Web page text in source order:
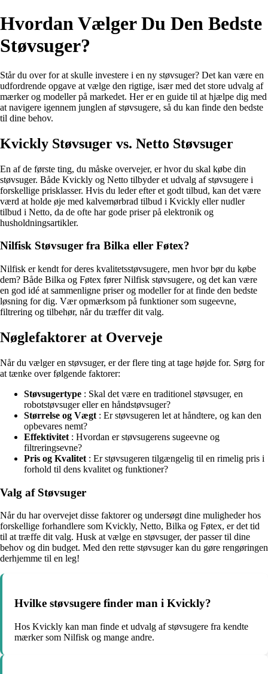
Hvordan Vælger Du Den Bedste
Støvsuger?
Står du over for at skulle investere i en ny støvsuger? Det kan være en
udfordrende opgave at vælge den rigtige, især med det store udvalg af
mærker og modeller på markedet. Her er en guide til at hjælpe dig med
at navigere igennem junglen af støvsugere, så du kan finde den bedste
til dine behov.
Kvickly Støvsuger vs. Netto Støvsuger
En af de første ting, du måske overvejer, er hvor du skal købe din
støvsuger. Både Kvickly og Netto tilbyder et udvalg af støvsugere i
forskellige prisklasser. Hvis du leder efter et godt tilbud, kan det være
værd at holde øje med kalvemørbrad tilbud i Kvickly eller nudler
tilbud i Netto, da de ofte har gode priser på elektronik og
husholdningsartikler.
Nilfisk Støvsuger fra Bilka eller Føtex?
Nilfisk er kendt for deres kvalitetsstøvsugere, men hvor bør du købe
dem? Både Bilka og Føtex fører Nilfisk støvsugere, og det kan være
en god idé at sammenligne priser og modeller for at finde den bedste
løsning for dig. Vær opmærksom på funktioner som sugeevne,
filtrering og tilbehør, når du træffer dit valg.
Nøglefaktorer at Overveje
Når du vælger en støvsuger, er der flere ting at tage højde for. Sørg for
at tænke over følgende faktorer:
Støvsugertype : Skal det være en traditionel støvsuger, en
robotstøvsuger eller en håndstøvsuger?
Størrelse og Vægt : Er støvsugeren let at håndtere, og kan den
opbevares nemt?
Effektivitet : Hvordan er støvsugerens sugeevne og
filtreringsevne?
Pris og Kvalitet : Er støvsugeren tilgængelig til en rimelig pris i
forhold til dens kvalitet og funktioner?
Valg af Støvsuger
Når du har overvejet disse faktorer og undersøgt dine muligheder hos
forskellige forhandlere som Kvickly, Netto, Bilka og Føtex, er det tid
til at træffe dit valg. Husk at vælge en støvsuger, der passer til dine
behov og din budget. Med den rette støvsuger kan du gøre rengøringen
derhjemme til en leg!
Hvilke støvsugere finder man i Kvickly?
Hos Kvickly kan man finde et udvalg af støvsugere fra kendte
mærker som Nilfisk og mange andre.